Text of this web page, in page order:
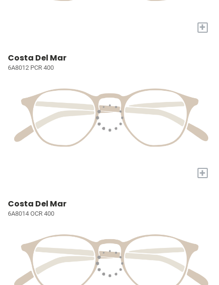
+
Costa Del Mar
6A8012 PCR 400
+
Costa Del Mar
6A8014 OCR 400